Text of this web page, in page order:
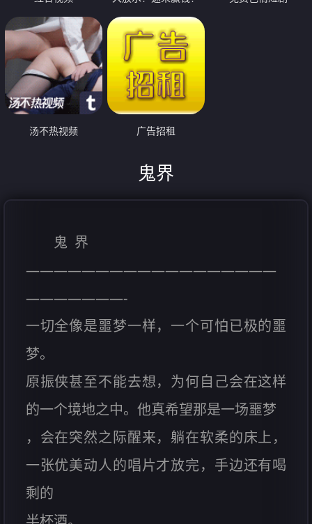
汤不热视频 广告招租
鬼界
鬼 界
——————————————————
———————-
一切全像是噩梦一样，一个可怕已极的噩
梦。
原振侠甚至不能去想，为何自己会在这样
的一个境地之中。他真希望那是一场噩梦
，会在突然之际醒来，躺在软柔的床上，
一张优美动人的唱片才放完，手边还有喝
剩的